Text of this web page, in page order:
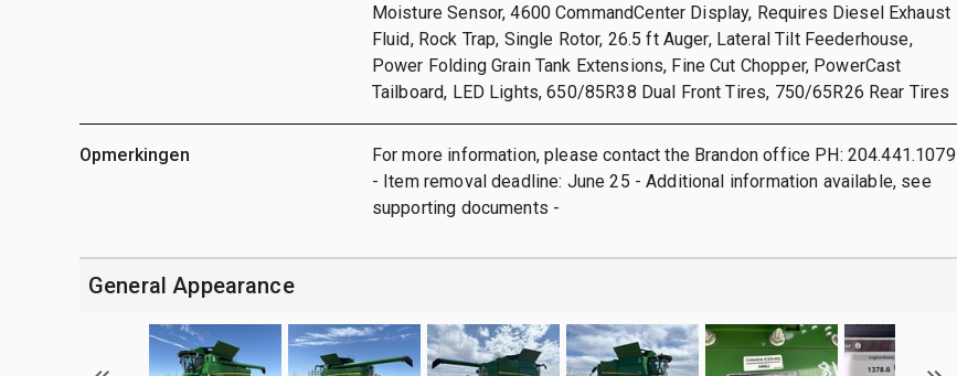
Moisture Sensor, 4600 CommandCenter Display, Requires Diesel Exhaust
Fluid, Rock Trap, Single Rotor, 26.5 ft Auger, Lateral Tilt Feederhouse,
Power Folding Grain Tank Extensions, Fine Cut Chopper, PowerCast
Tailboard, LED Lights, 650/85R38 Dual Front Tires, 750/65R26 Rear Tires
Opmerkingen
For more information, please contact the Brandon office PH: 204.441.1079
- Item removal deadline: June 25 - Additional information available, see
supporting documents -
General Appearance